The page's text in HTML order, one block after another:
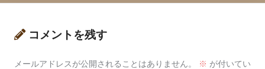
コメントを残す
メールアドレスが公開されることはありません。 ※ が付いてい